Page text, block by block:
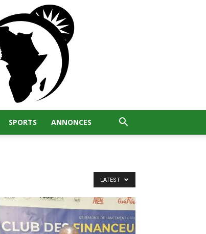
SPORTS ANNONCES
LATEST